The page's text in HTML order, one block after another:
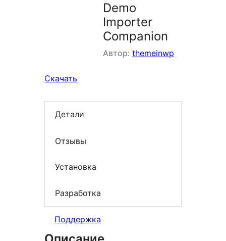
Demo
Importer
Companion
Автор: themeinwp
Скачать
Детали
Отзывы
Установка
Разработка
Поддержка